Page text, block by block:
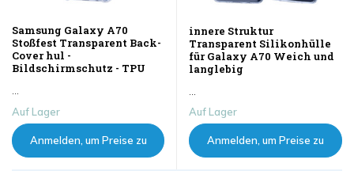
Samsung Galaxy A70
Stoßfest Transparent Back-
Cover hul -
Bildschirmschutz - TPU
Auf Lager
Anmelden, um Preise zu
innere Struktur
Transparent Silikonhülle
für Galaxy A70 Weich und
langlebig
Auf Lager
Anmelden, um Preise zu